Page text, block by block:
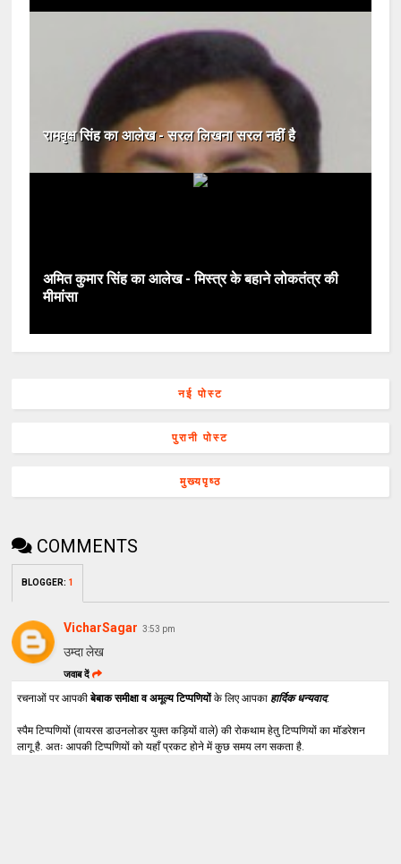
रामवृक्ष सिंह का आलेख - सरल लिखना सरल नहीं है
अमित कुमार सिंह का आलेख - मिस्त्र के बहाने लोकतंत्र की
मीमांसा
नई पोस्ट
पुरानी पोस्ट
मुख्यपृष्ठ
COMMENTS
BLOGGER: 1
VicharSagar 3:53 pm
उम्दा लेख
जवाब दें
रचनाओं पर आपकीबेबाक समीक्षा व अमूल्य टिप्पणियोंके लिए आपका हार्दिक धन्यवाद.
स्पैम टिप्पणियों (वायरस डाउनलोडर युक्त कड़ियों वाले) की रोकथाम हेतु टिप्पणियों का मॉडरेशन
लागू है. अतः आपकी टिप्पणियों को यहाँ प्रकट होने में कुछ समय लग सकता है.